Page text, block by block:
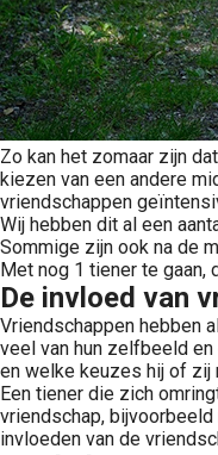
Zo kan het zomaar zijn
kiezen van een andere
vriendschappen
Wij hebben dit al een
Sommige zijn ook na de
Met nog 1 tiener te gaan,
De invloed van
Vriendschappen hebben
veel van hun zelfbeeld
en welke keuzes hij of zij
Een tiener die zich
vriendschap,
invloeden van de